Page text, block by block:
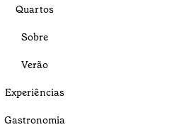
Quartos
Sobre
Verão
Experiências
Gastronomia